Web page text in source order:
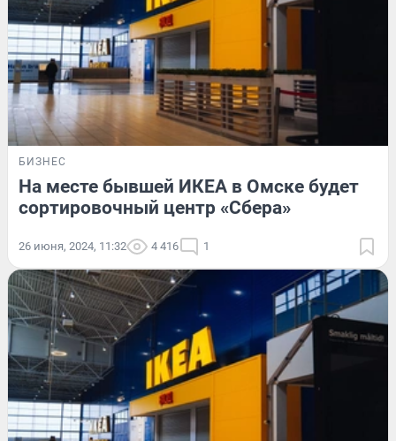
БИЗНЕС
На месте бывшей ИКЕА в Омске будет
сортировочный центр «Сбера»
26 июня, 2024, 11:32 4 416 1